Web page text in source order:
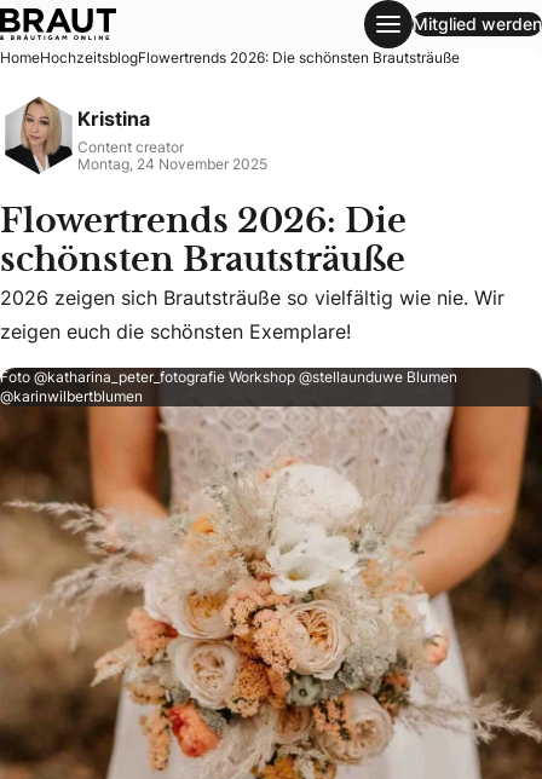
Flowertrends 2026: Die schönsten Brautsträuße
Mitglied werden
HomeHochzeitsblogFlowertrends 2026: Die schönsten Brautsträuße
Kristina
Content creator
Montag, 24 November 2025
Flowertrends 2026: Die
schönsten Brautsträuße
2026 zeigen sich Brautsträuße so vielfältig wie nie. Wir
2026 zeigen sich Brautsträuße so vielfältig wie nie. Wir
zeigen euch die schönsten Exemplare!
Foto @katharina_peter_fotografie Workshop @stellaunduwe Blumen
@karinwilbertblumen